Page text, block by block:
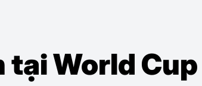
tại World